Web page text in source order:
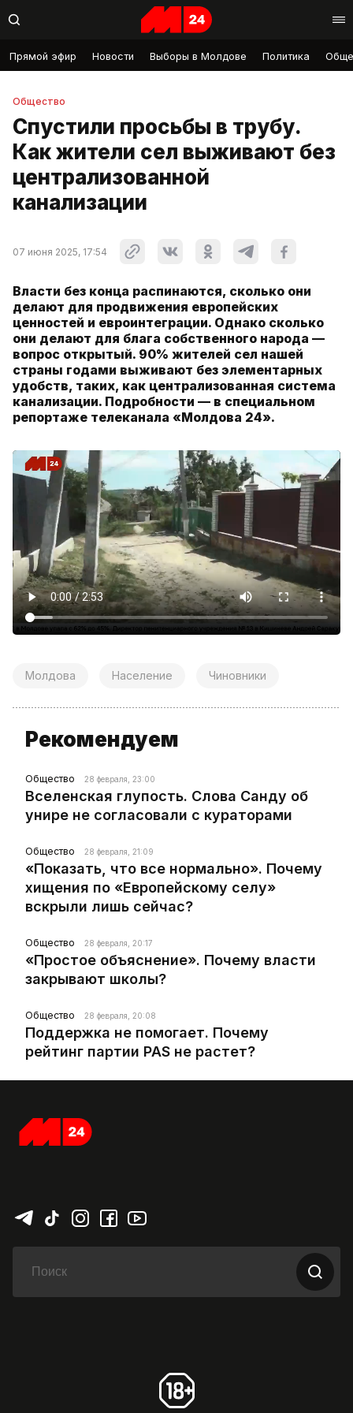
Прямой эфир Новости Выборы в Молдове Политика
Общество
Спустили просьбы в трубу.
Как жители сел выживают без
централизованной
канализации
07 июня 2025, 17:54
Власти без конца распинаются, сколько они
делают для продвижения европейских
ценностей и евроинтеграции. Однако сколько
они делают для блага собственного народа —
вопрос открытый. 90% жителей сел нашей
страны годами выживают без элементарных
удобств, таких, как централизованная система
канализации. Подробности — в специальном
репортаже телеканала «Молдова 24».
Молдова Население Чиновники
Рекомендуем
Общество 28 февраля, 23:00
Вселенская глупость. Слова Санду об
унире не согласовали с кураторами
Общество 28 февраля, 21:09
«Показать, что все нормально». Почему
хищения по «Европейскому селу»
вскрыли лишь сейчас?
Общество 28 февраля, 20:17
«Простое объяснение». Почему власти
закрывают школы?
Общество 28 февраля, 20:08
Поддержка не помогает. Почему
рейтинг партии PAS не растет?